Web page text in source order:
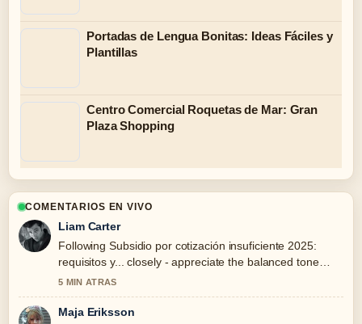
Portadas de Lengua Bonitas: Ideas Fáciles y
Plantillas
Centro Comercial Roquetas de Mar: Gran
Plaza Shopping
COMENTARIOS EN VIVO
Liam Carter
Following Subsidio por cotización insuficiente 2025:
requisitos y... closely - appreciate the balanced tone
here.
5 MIN ATRAS
Maja Eriksson